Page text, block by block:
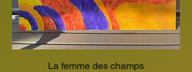
La femme des champs